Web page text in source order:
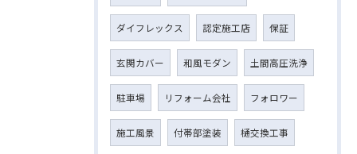
ダイフレックス 認定施工店 保証
玄関カバー 和風モダン 土間高圧洗浄
駐車場 リフォーム会社 フォロワー
施工風景 付帯部塗装 樋交換工事